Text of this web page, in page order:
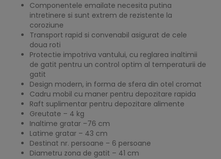
Componentele emailate necesita putina
intretinere si sunt extrem de rezistente la
coroziune
Transport rapid si convenabil asigurat de cele
doua roti
Protectie impotriva vantului, cu reglarea inaltimii
de gatit pentru un control optim al temperaturii de
gatit
Design modern, in forma de sfera din otel cromat
Cadru mobil cu maner pentru depozitare rapida
Raft suplimentar pentru depozitare alimente
Greutate – 4 kg
Inaltime gratar –76 cm
Latime gratar – 43 cm
Destinat nr. persoane – 6 persoane
Diametru zona de gatit – 41 cm